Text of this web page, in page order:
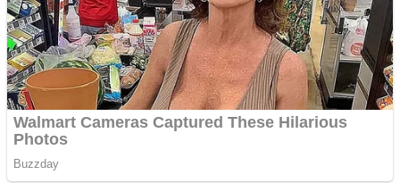
Gherla, polițist acuzat de
abuz în serviciu